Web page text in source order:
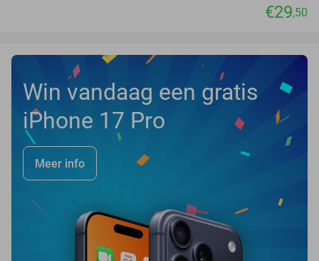
€29,50
Win vandaag een gratis
iPhone 17 Pro
Meer info